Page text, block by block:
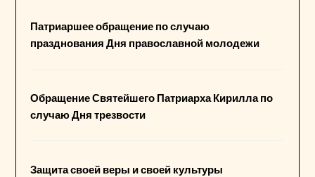
Патриаршее обращение по случаю
празднования Дня православной молодежи
Обращение Святейшего Патриарха Кирилла по
случаю Дня трезвости
Защита своей веры и своей культуры